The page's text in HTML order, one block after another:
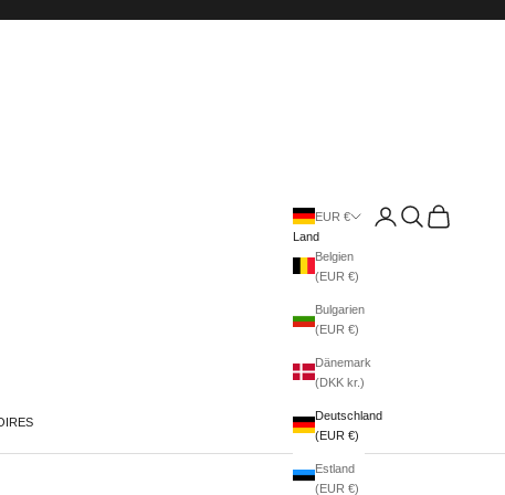
EUR €
Land
Belgien
(EUR €)
Bulgarien
(EUR €)
Dänemark
(DKK kr.)
Deutschland
(EUR €)
Estland
(EUR €)
AnmeldenSuchenWarenkorb